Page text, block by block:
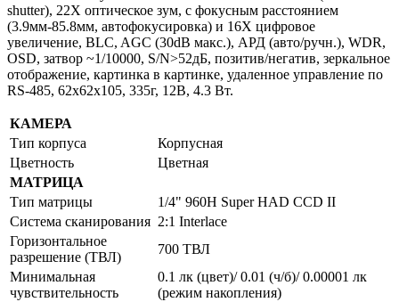
shutter), 22X оптическое зум, с фокусным расстоянием
(3.9мм-85.8мм, автофокусировка) и 16Х цифровое
увеличение, BLC, AGC (30dB макс.), АРД (авто/ручн.), WDR,
OSD, затвор ~1/10000, S/N>52дБ, позитив/негатив, зеркальное
отображение, картинка в картинке, удаленное управление по
RS-485, 62x62x105, 335г, 12В, 4.3 Вт.
КАМЕРА
Тип корпуса
Корпусная
Цветность
Цветная
МАТРИЦА
Тип матрицы
1/4" 960H Super HAD CCD II
Система сканирования 2:1 Interlace
Горизонтальное
разрешение (ТВЛ)
700 ТВЛ
Минимальная
чувствительность
0.1 лк (цвет)/ 0.01 (ч/б)/ 0.00001 лк
(режим накопления)